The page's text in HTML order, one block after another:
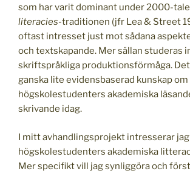
som har varit dominant under 2000-
literacies-traditionen (jfr Lea & Street
oftast intresset just mot sådana
och textskapande. Mer sällan studeras
skriftspråkliga produktionsförmåga.
ganska lite evidensbaserad kunskap
högskolestudenters akademiska
skrivande idag.
I mitt avhandlingsprojekt intresserar
högskolestudenters akademiska
Mer specifikt vill jag synliggöra och